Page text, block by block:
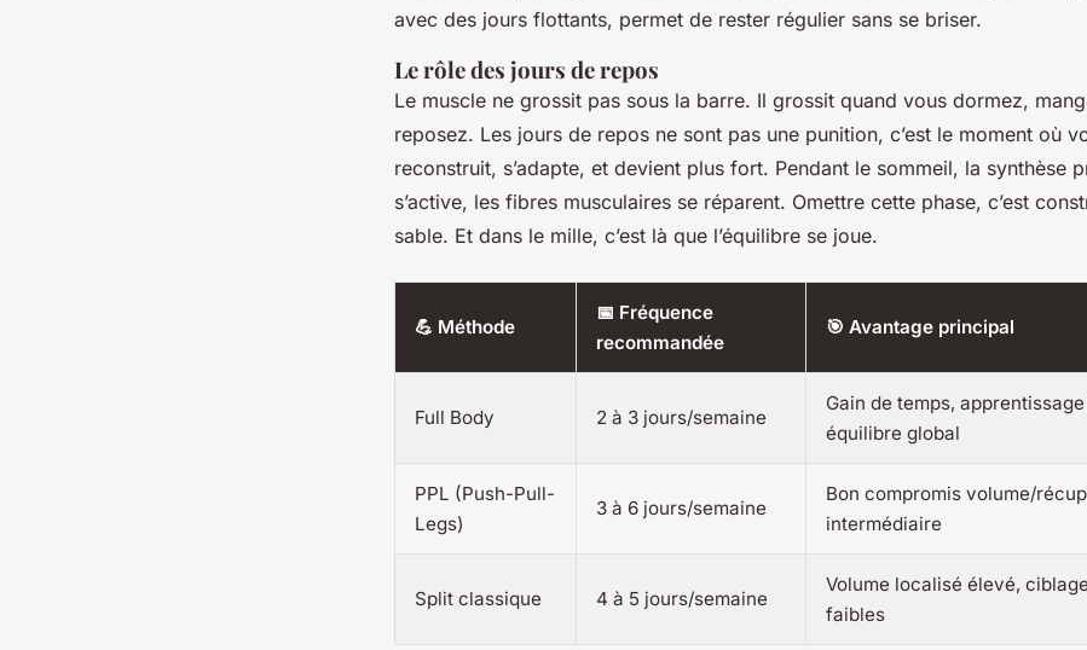
avec des jours flottants, permet de rester régulier sans se briser.
Le rôle des jours de repos
Le muscle ne grossit pas sous la barre. Il grossit quand vous dormez,
reposez. Les jours de repos ne sont pas une punition, c’est le moment où
reconstruit, s’adapte, et devient plus fort. Pendant le sommeil, la synthèse
s’active, les fibres musculaires se réparent. Omettre cette phase, c’est
sable. Et dans le mille, c’est là que l’équilibre se joue.
💪 Méthode
📅 Fréquence
recommandée
🎯 Avantage principal
Full Body 2 à 3 jours/semaine
Gain de temps,
équilibre global
PPL (Push-Pull-
Legs)
3 à 6 jours/semaine
Bon compromis volume/
intermédiaire
Split classique 4 à 5 jours/semaine
Volume localisé élevé,
faibles